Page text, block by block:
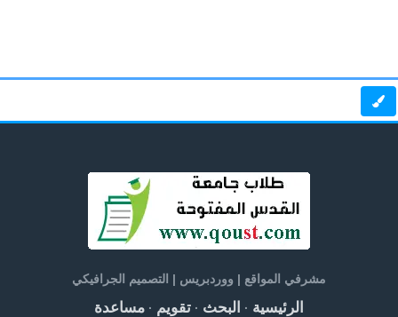
مشرفي المواقع | ووردبريس | التصميم الجرافيكي
الرئيسية· البحث· تقويم· مساعدة